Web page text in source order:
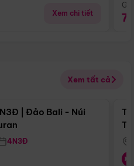
Xem chi tiết
Xem tất cả
Điểm nổi bật
| Đảo Bali - Núi
4N3Đ